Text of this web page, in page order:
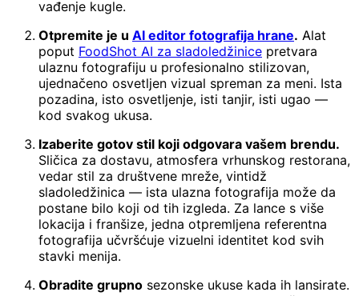
vađenje kugle.
Otpremite je u AI editor fotografija hrane. Alat
poput FoodShot AI za sladoledžinice pretvara
ulaznu fotografiju u profesionalno stilizovan,
ujednačeno osvetljen vizual spreman za meni. Ista
pozadina, isto osvetljenje, isti tanjir, isti ugao —
kod svakog ukusa.
Izaberite gotov stil koji odgovara vašem brendu.
Sličica za dostavu, atmosfera vrhunskog restorana,
vedar stil za društvene mreže, vintidž
sladoledžinica — ista ulazna fotografija može da
postane bilo koji od tih izgleda. Za lance s više
lokacija i franšize, jedna otpremljena referentna
fotografija učvršćuje vizuelni identitet kod svih
stavki menija.
Obradite grupno sezonske ukuse kada ih lansirate.